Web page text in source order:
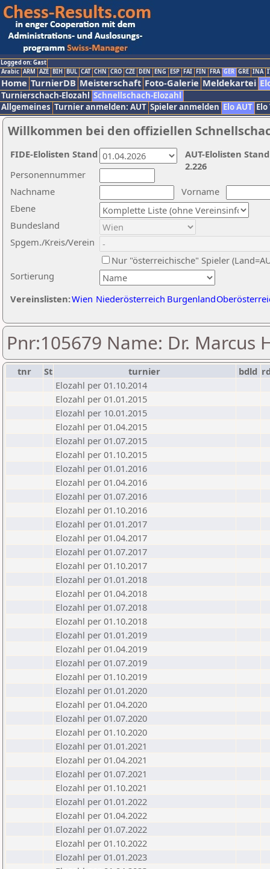
Logged on: Gast
Arabic ARM AZE BIH BUL CAT CHN CRO CZE DEN ENG ESP FAI FIN FRA GER GRE INA
Home TurnierDB Meisterschaft Foto-Galerie Meldekartei
Turnierschach-Elozahl Schnellschach-Elozahl
Allgemeines Turnier anmelden: AUT Spieler anmelden Elo AUT
Willkommen bei den offiziellen
Nachname
Vorname
Ebene
Sortierung
Personennummer
Bundesland
Spgem./Kreis/Verein
Nur "österreichische" Spieler
Vereinslisten:Wien Niederösterreich Burgenland
AUT-Elolisten
2.226
FIDE-Elolisten Stand
Pnr:105679 Name: Dr. Marcus
tnr St turnier bdld
Elozahl per 01.10.2014
Elozahl per 01.01.2015
Elozahl per 10.01.2015
Elozahl per 01.04.2015
Elozahl per 01.07.2015
Elozahl per 01.10.2015
Elozahl per 01.01.2016
Elozahl per 01.04.2016
Elozahl per 01.07.2016
Elozahl per 01.10.2016
Elozahl per 01.01.2017
Elozahl per 01.04.2017
Elozahl per 01.07.2017
Elozahl per 01.10.2017
Elozahl per 01.01.2018
Elozahl per 01.04.2018
Elozahl per 01.07.2018
Elozahl per 01.10.2018
Elozahl per 01.01.2019
Elozahl per 01.04.2019
Elozahl per 01.07.2019
Elozahl per 01.10.2019
Elozahl per 01.01.2020
Elozahl per 01.04.2020
Elozahl per 01.07.2020
Elozahl per 01.10.2020
Elozahl per 01.01.2021
Elozahl per 01.04.2021
Elozahl per 01.07.2021
Elozahl per 01.10.2021
Elozahl per 01.01.2022
Elozahl per 01.04.2022
Elozahl per 01.07.2022
Elozahl per 01.10.2022
Elozahl per 01.01.2023